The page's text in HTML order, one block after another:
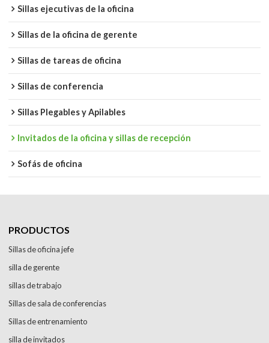
Sillas ejecutivas de la oficina
Sillas de la oficina de gerente
Sillas de tareas de oficina
Sillas de conferencia
Sillas Plegables y Apilables
Invitados de la oficina y sillas de recepción
Sofás de oficina
PRODUCTOS
Sillas de oficina jefe
silla de gerente
sillas de trabajo
Sillas de sala de conferencias
Sillas de entrenamiento
silla de invitados